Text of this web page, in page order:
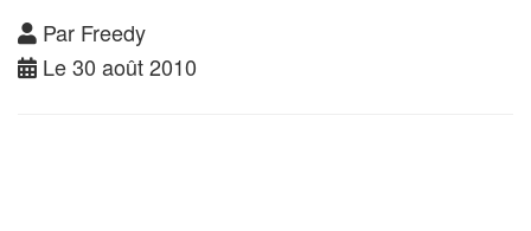
Par Freedy
Le 30 août 2010